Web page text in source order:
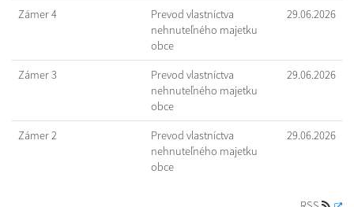
Zámer 4
Prevod vlastníctva
nehnuteľného majetku
obce
29.06.2026
Zámer 3
Prevod vlastníctva
nehnuteľného majetku
obce
29.06.2026
Zámer 2
Prevod vlastníctva
nehnuteľného majetku
obce
29.06.2026